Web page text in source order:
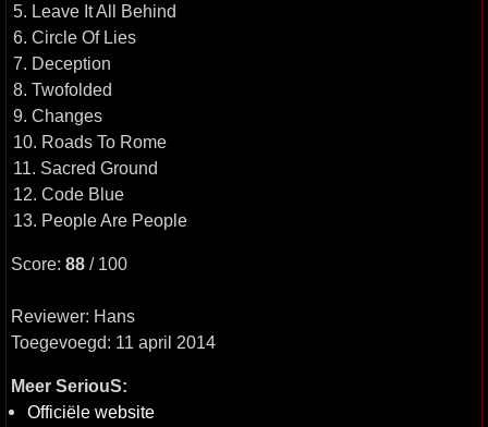
5. Leave It All Behind
6. Circle Of Lies
7. Deception
8. Twofolded
9. Changes
10. Roads To Rome
11. Sacred Ground
12. Code Blue
13. People Are People
Score: 88 / 100
Reviewer: Hans
Toegevoegd: 11 april 2014
Meer SeriouS:
Officiële website